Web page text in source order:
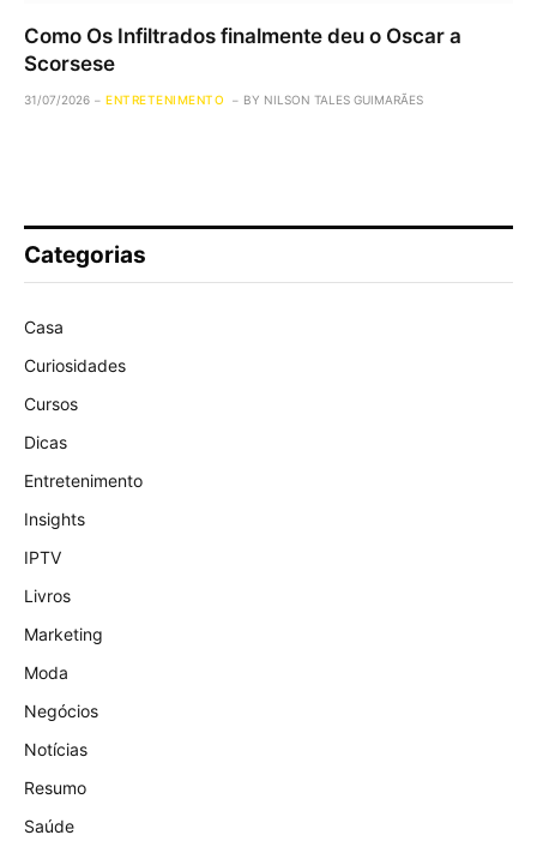
Como Os Infiltrados finalmente deu o Oscar a
Scorsese
31/07/2026 ENTRETENIMENTO BY NILSON TALES GUIMARÃES
Categorias
Casa
Curiosidades
Cursos
Dicas
Entretenimento
Insights
IPTV
Livros
Marketing
Moda
Negócios
Notícias
Resumo
Saúde